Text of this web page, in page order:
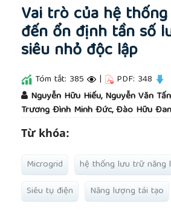
Vai trò của hệ
đến ổn định tần số
siêu nhỏ độc lập
Tóm tắt: 385 | PDF: 348
Nguyễn Hữu Hiếu, Nguyễn Văn
Trương Đình Minh Đức, Đào Hữu
Từ khóa:
Microgrid hệ thống lưu trữ năng
Siêu tụ điện
Năng lượng tái tạo